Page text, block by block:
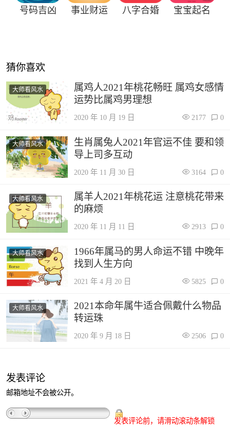
号码吉凶 事业财运 八字合婚 宝宝起名
猜你喜欢
大师看风水
属鸡人2021年桃花畅旺 属鸡女感情
运势比属鸡男理想
2020 年 10 月 19 日 2177 0
大师看风水
生肖属兔人2021年官运不佳 要和领
导上司多互动
2020 年 11 月 30 日 3164 0
大师看风水
属羊人2021年桃花运 注意桃花带来
的麻烦
2020 年 11 月 11 日 2913 0
大师看风水
1966年属马的男人命运不错 中晚年
找到人生方向
2021 年 4 月 20 日 5825 0
大师看风水
2021本命年属牛适合佩戴什么物品
转运珠
2020 年 9 月 18 日 2506 0
发表评论
邮箱地址不会被公开。
发表评论前，请滑动滚动条解锁